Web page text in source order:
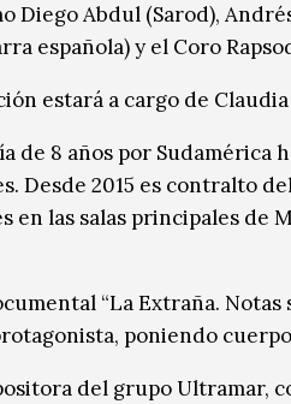
Diego Abdul (Sarod),
española) y el Coro
estará a cargo de
de 8 años por
Desde 2015 es contralto
las salas principales de
“La Extraña.
poniendo
del grupo Ultramar,